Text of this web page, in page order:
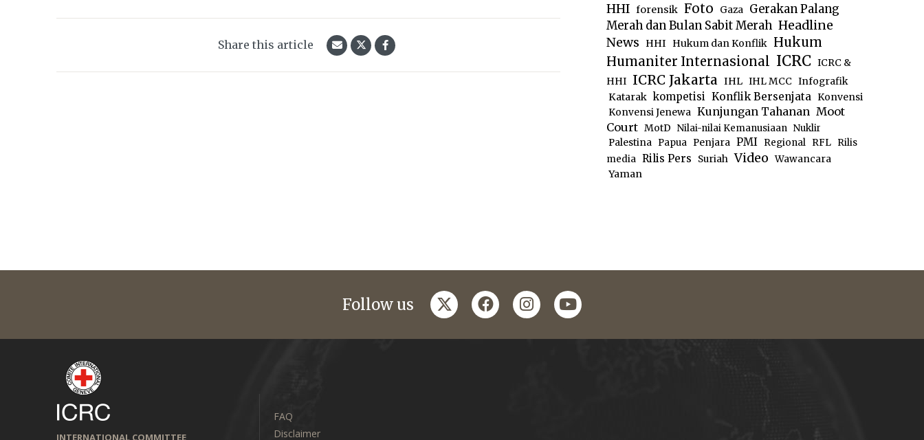
Share this article
HHI forensik Foto Gaza Gerakan Palang
Merah dan Bulan Sabit Merah Headline
News
HHI Hukum dan Konflik Hukum
Humaniter Internasional ICRC ICRC &
HHI ICRC Jakarta IHL IHL MCC Infografik
Katarak kompetisi Konflik Bersenjata Konvensi
Konvensi Jenewa Kunjungan Tahanan Moot
Court MotD Nilai-nilai Kemanusiaan Nuklir
Palestina
Papua Penjara PMI Regional RFL
Rilis
media Rilis Pers Suriah Video Wawancara
Yaman
Follow us twitterfacebookinstagram
youtube
INTERNATIONAL COMMITTEE
FAQ
Disclaimer